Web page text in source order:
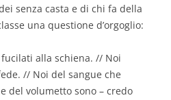
senza casta e di chi fa della
una questione d’orgoglio:
alla schiena. // Noi
// Noi del sangue che
del volumetto sono – credo